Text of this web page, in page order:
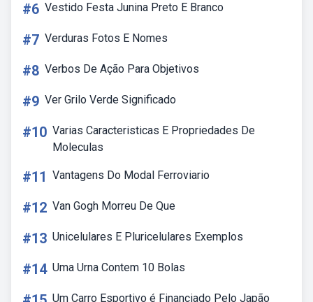
#6 Vestido Festa Junina Preto E Branco
#7 Verduras Fotos E Nomes
#8 Verbos De Ação Para Objetivos
#9 Ver Grilo Verde Significado
#10 Varias Caracteristicas E Propriedades De
Moleculas
#11 Vantagens Do Modal Ferroviario
#12 Van Gogh Morreu De Que
#13 Unicelulares E Pluricelulares Exemplos
#14 Uma Urna Contem 10 Bolas
Um Carro Esportivo é Financiado Pelo Japão